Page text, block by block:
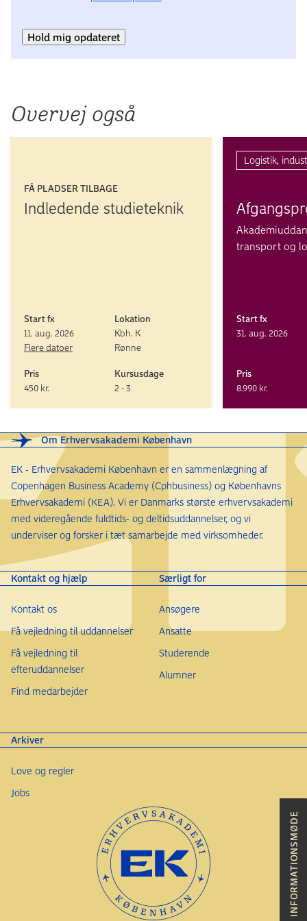
INFORMATIONSMØDE
Hold mig opdateret
Overvej også
FÅ PLADSER TILBAGE
Indledende studieteknik
Start fx
11. aug. 2026
Flere datoer
Lokation
Kbh. K
Rønne
Pris
450 kr.
Kursusdage
2 - 3
Logistik,
transport og
Start fx
31. aug. 2026
Pris
8.990 kr.
Om Erhvervsakademi København
EK - Erhvervsakademi København er en sammenlægning af
Copenhagen Business Academy (Cphbusiness) og Københavns
Erhvervsakademi (KEA). Vi er Danmarks største erhvervsakademi
med videregående fuldtids- og deltidsuddannelser, og vi
underviser og forsker i tæt samarbejde med virksomheder.
Kontakt og hjælp
Kontakt os
Få vejledning til uddannelser
Få vejledning til
efteruddannelser
Find medarbejder
Særligt for
Ansøgere
Ansatte
Studerende
Alumner
Arkiver
Love og regler
Jobs